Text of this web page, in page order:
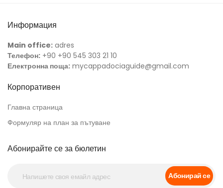
Информация
Main office: adres
Телефон: +90 +90 545 303 21 10
Електронна поща: mycappadociaguide@gmail.com
Корпоративен
Главна страница
Формуляр на план за пътуване
Абонирайте се за бюлетин
Абонирай се